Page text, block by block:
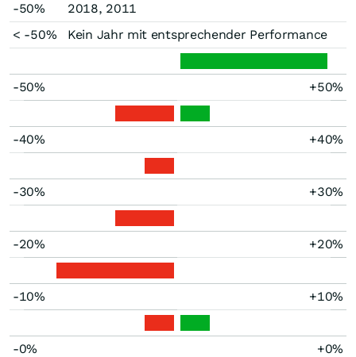
-50%
2018, 2011
< -50%
Kein Jahr mit entsprechender Performance
-50% +50%
-40% +40%
-30% +30%
-20% +20%
-10% +10%
-0% +0%